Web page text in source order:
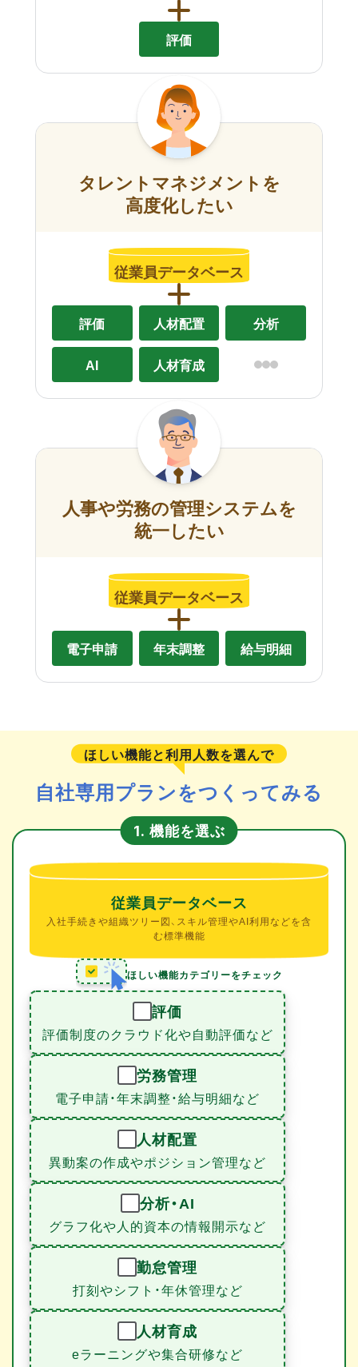
評価
タレントマネジメントを
高度化したい
従業員データベース
評価 人材配置 分析
AI 人材育成
人事や労務の管理システムを
統一したい
従業員データベース
電子申請 年末調整 給与明細
ほしい機能と利用人数を選んで
自社専用プランをつくってみる
1. 機能を選ぶ
従業員データベース
入社手続きや組織ツリー図、スキル管理やAI利用などを含
む標準機能
ほしい機能カテゴリーをチェック
評価
評価制度のクラウド化や自動評価など
労務管理
電子申請・年末調整・給与明細など
人材配置
異動案の作成やポジション管理など
分析・AI
グラフ化や人的資本の情報開示など
勤怠管理
打刻やシフト・年休管理など
人材育成
eラーニングや集合研修など